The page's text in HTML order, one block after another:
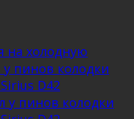
на холодную
у пинов колодки
D42
у пинов колодки